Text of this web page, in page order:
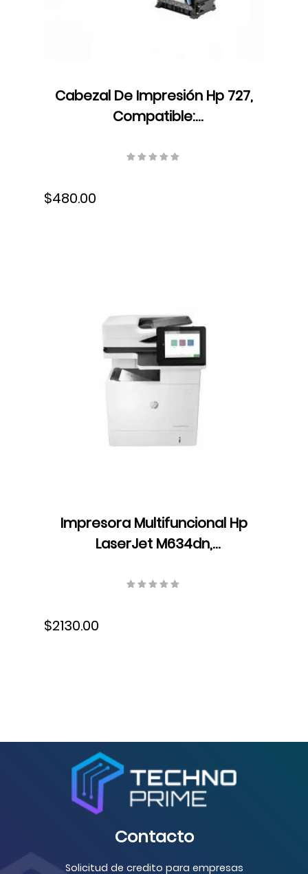
Cabezal De Impresión Hp 727,
Compatible:
130 ml, tinta, S-B3P06A
$480.00
Impresora Multifuncional Hp
LaserJet M634dn,
Ethernet, Fax, Dúplex, Láser,
$2130.00
Contacto
Solicitud de credito para empresas